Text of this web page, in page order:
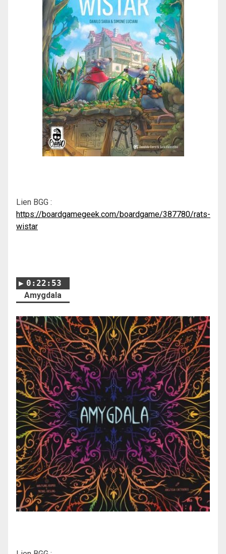
Lien BGG :
https://boardgamegeek.com/boardgame/387780/rats-
wistar
0:22:53
Amygdala